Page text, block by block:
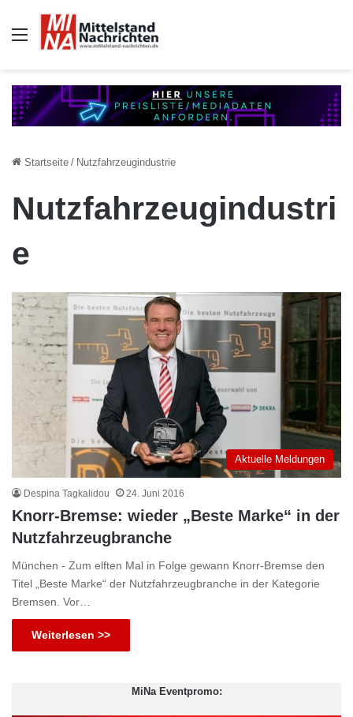
Auswahl
Startseite / Nutzfahrzeugindustrie
Nutzfahrzeugindustri
e
Aktuelle Meldungen
Despina Tagkalidou 24. Juni 2016
Knorr-Bremse: wieder „Beste Marke“ in der
Nutzfahrzeugbranche
München - Zum elften Mal in Folge gewann Knorr-Bremse den
Titel „Beste Marke“ der Nutzfahrzeugbranche in der Kategorie
Bremsen. Vor…
Weiterlesen >>
MiNa Eventpromo: